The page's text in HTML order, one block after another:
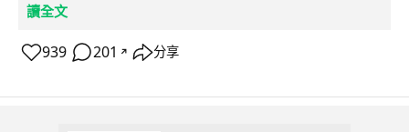
讀全文
939 201 ↗ 分享